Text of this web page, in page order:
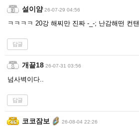
설이얌 26-07-29 04:56
ㅋㅋㅋㅋ 20강 해찌만 진짜 -_-; 난감해떤 컨
답글
개끝18 26-07-31 03:56
넘사벽이다..
답글
코코잠보 26-08-04 22:26